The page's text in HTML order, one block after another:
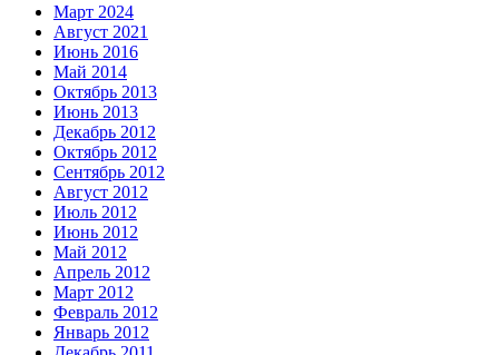
Март 2024
Август 2021
Июнь 2016
Май 2014
Октябрь 2013
Июнь 2013
Декабрь 2012
Октябрь 2012
Сентябрь 2012
Август 2012
Июль 2012
Июнь 2012
Май 2012
Апрель 2012
Март 2012
Февраль 2012
Январь 2012